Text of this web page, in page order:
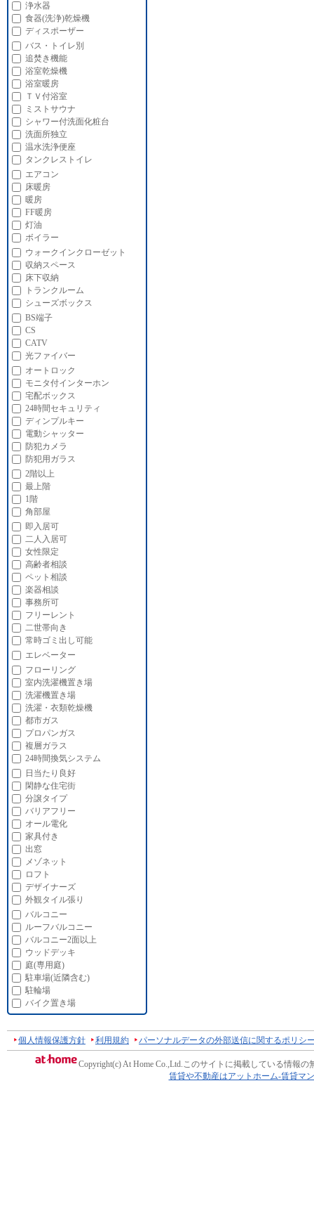
浄水器
食器(洗浄)乾燥機
ディスポーザー
バス・トイレ別
追焚き機能
浴室乾燥機
浴室暖房
ＴＶ付浴室
ミストサウナ
シャワー付洗面化粧台
洗面所独立
温水洗浄便座
タンクレストイレ
エアコン
床暖房
暖房
FF暖房
灯油
ボイラー
ウォークインクローゼット
収納スペース
床下収納
トランクルーム
シューズボックス
BS端子
CS
CATV
光ファイバー
オートロック
モニタ付インターホン
宅配ボックス
24時間セキュリティ
ディンプルキー
電動シャッター
防犯カメラ
防犯用ガラス
2階以上
最上階
1階
角部屋
即入居可
二人入居可
女性限定
高齢者相談
ペット相談
楽器相談
事務所可
フリーレント
二世帯向き
常時ゴミ出し可能
エレベーター
フローリング
室内洗濯機置き場
洗濯機置き場
洗濯・衣類乾燥機
都市ガス
プロパンガス
複層ガラス
24時間換気システム
日当たり良好
閑静な住宅街
分譲タイプ
バリアフリー
オール電化
家具付き
出窓
メゾネット
ロフト
デザイナーズ
外観タイル張り
バルコニー
ルーフバルコニー
バルコニー2面以上
ウッドデッキ
庭(専用庭)
駐車場(近隣含む)
駐輪場
バイク置き場
個人情報保護方針 利用規約 パーソナルデータの外部送信に関するポリシ
Copyright(c) At Home Co.,Ltd.このサイトに掲載している情報の
賃貸や不動産はアットホーム-賃貸マ